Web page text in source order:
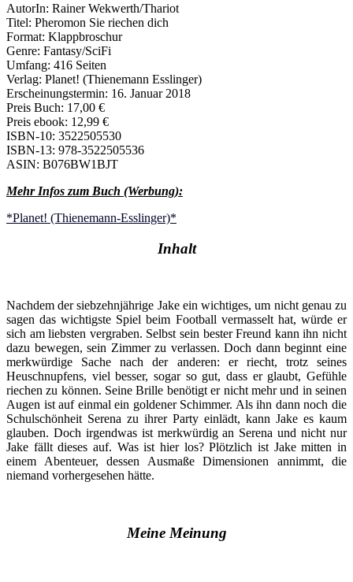
AutorIn: Rainer Wekwerth/Thariot
Titel: Pheromon Sie riechen dich
Format: Klappbroschur
Genre: Fantasy/SciFi
Umfang: 416 Seiten
Verlag: Planet! (Thienemann Esslinger)
Erscheinungstermin: 16. Januar 2018
Preis Buch: 17,00 €
Preis ebook: 12,99 €
ISBN-10: 3522505530
ISBN-13: 978-3522505536
ASIN: B076BW1BJT
Mehr Infos zum Buch (Werbung):
*Planet! (Thienemann-Esslinger)*
Inhalt
Nachdem der siebzehnjährige Jake ein wichtiges, um nicht genau zu
sagen das wichtigste Spiel beim Football vermasselt hat, würde er
sich am liebsten vergraben. Selbst sein bester Freund kann ihn nicht
dazu bewegen, sein Zimmer zu verlassen. Doch dann beginnt eine
merkwürdige Sache nach der anderen: er riecht, trotz seines
Heuschnupfens, viel besser, sogar so gut, dass er glaubt, Gefühle
riechen zu können. Seine Brille benötigt er nicht mehr und in seinen
Augen ist auf einmal ein goldener Schimmer. Als ihn dann noch die
Schulschönheit Serena zu ihrer Party einlädt, kann Jake es kaum
glauben. Doch irgendwas ist merkwürdig an Serena und nicht nur
Jake fällt dieses auf. Was ist hier los? Plötzlich ist Jake mitten in
einem Abenteuer, dessen Ausmaße Dimensionen annimmt, die
niemand vorhergesehen hätte.
Meine Meinung